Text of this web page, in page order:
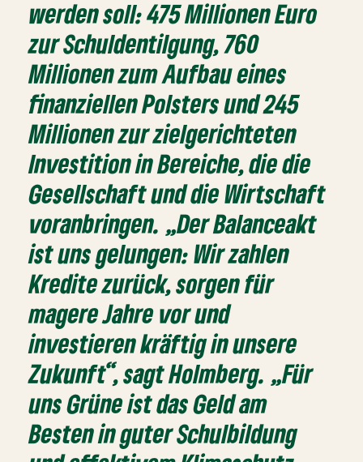
werden soll: 475 Millionen Euro
zur Schuldentilgung, 760
Millionen zum Aufbau eines
finanziellen Polsters und 245
Millionen zur zielgerichteten
Investition in Bereiche, die die
Gesellschaft und die Wirtschaft
voranbringen. „Der Balanceakt
ist uns gelungen: Wir zahlen
Kredite zurück, sorgen für
magere Jahre vor und
investieren kräftig in unsere
Zukunft“, sagt Holmberg. „Für
uns Grüne ist das Geld am
Besten in guter Schulbildung